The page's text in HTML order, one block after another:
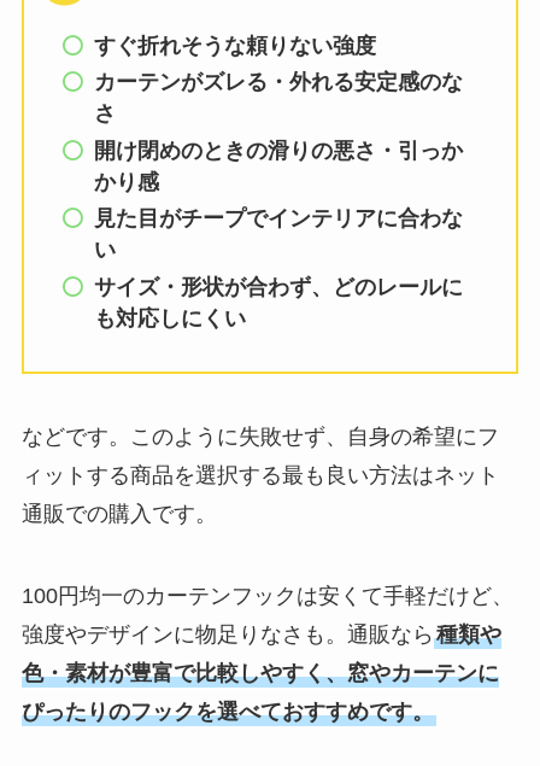
すぐ折れそうな頼りない強度
カーテンがズレる・外れる安定感のな
さ
開け閉めのときの滑りの悪さ・引っか
かり感
見た目がチープでインテリアに合わな
い
サイズ・形状が合わず、どのレールに
も対応しにくい
などです。このように失敗せず、自身の希望にフ
ィットする商品を選択する最も良い方法はネット
通販での購入です。
100円均一のカーテンフックは安くて手軽だけど、
強度やデザインに物足りなさも。通販なら 種類や
色・素材が豊富で比較しやすく、窓やカーテンに
ぴったりのフックを選べておすすめです。